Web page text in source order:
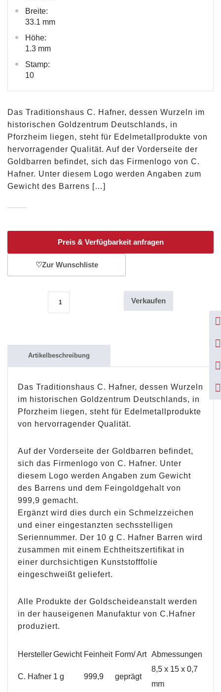
Breite:
33.1 mm
Höhe:
1.3 mm
Stamp:
10
Das Traditionshaus C. Hafner, dessen Wurzeln im
historischen Goldzentrum Deutschlands, in
Pforzheim liegen, steht für Edelmetallprodukte von
hervorragender Qualität. Auf der Vorderseite der
Goldbarren befindet, sich das Firmenlogo von C.
Hafner. Unter diesem Logo werden Angaben zum
Gewicht des Barrens […]
Preis & Verfügbarkeit anfragen
♡Zur Wunschliste
10g Goldbarren C. Hafner Menge
Verkaufen
Artikelbeschreibung
Das Traditionshaus C. Hafner, dessen Wurzeln
im historischen Goldzentrum Deutschlands, in
Pforzheim liegen, steht für Edelmetallprodukte
von hervorragender Qualität.
Auf der Vorderseite der Goldbarren befindet,
sich das Firmenlogo von C. Hafner. Unter
diesem Logo werden Angaben zum Gewicht
des Barrens und dem Feingoldgehalt von
999,9 gemacht.
Ergänzt wird dies durch ein Schmelzzeichen
und einer eingestanzten sechsstelligen
Seriennummer. Der 10 g C. Hafner Barren wird
zusammen mit einem Echtheitszertifikat in
einer durchsichtigen Kunststofffolie
eingeschweißt geliefert.
Alle Produkte der Goldscheideanstalt werden
in der hauseigenen Manufaktur von C.Hafner
produziert.
HerstellerGewicht Feinheit Form/ Art Abmessungen
C. Hafner 1 g 999,9 geprägt
8,5 x 15 x 0,7
mm